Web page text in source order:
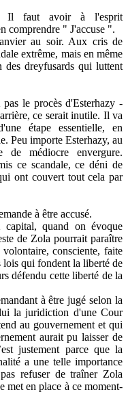
Il faut avoir à l'esprit
comprendre " J'accuse ".
au soir. Aux cris de
extrême, mais en même
des dreyfusards qui luttent
le procès d'Esterhazy -
ce serait inutile. Il va
étape essentielle, en
Peu importe Esterhazy, au
médiocre envergure.
ce scandale, ce déni de
ont couvert tout cela par
à être accusé.
quand on évoque
de Zola pourrait paraître
consciente, faite
lois qui fondent la liberté de
défendu cette liberté de la
à être jugé selon la
la juridiction d'une Cour
au gouvernement et qui
aurait pu laisser de
justement parce que la
a une telle importance
refuser de traîner Zola
met en place à ce moment-